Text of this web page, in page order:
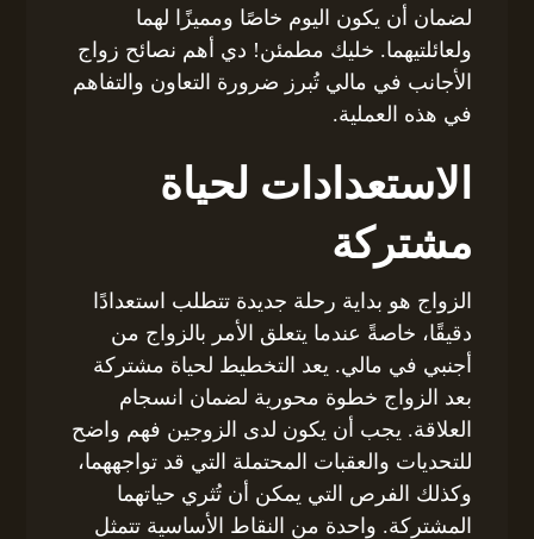
لضمان أن يكون اليوم خاصًا ومميزًا لهما
ولعائلتيهما. خليك مطمئن! دي أهم نصائح زواج
الأجانب في مالي تُبرز ضرورة التعاون والتفاهم
في هذه العملية.
الاستعدادات لحياة
مشتركة
الزواج هو بداية رحلة جديدة تتطلب استعدادًا
دقيقًا، خاصةً عندما يتعلق الأمر بالزواج من
أجنبي في مالي. يعد التخطيط لحياة مشتركة
بعد الزواج خطوة محورية لضمان انسجام
العلاقة. يجب أن يكون لدى الزوجين فهم واضح
للتحديات والعقبات المحتملة التي قد تواجههما،
وكذلك الفرص التي يمكن أن تُثري حياتهما
المشتركة. واحدة من النقاط الأساسية تتمثل